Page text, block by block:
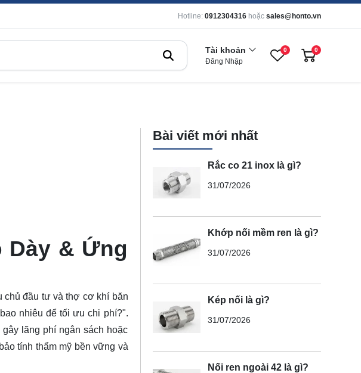
Hotline: 0912304316 hoặc sales@honto.vn
Tài khoản
Đăng Nhập
0 0
Dày & Ứng
chủ đầu tư và thợ cơ khí băn
nhiêu để tối ưu chi phí?".
lãng phí ngân sách hoặc
tính thẩm mỹ bền vững và
Bài viết mới nhất
Rắc co 21 inox là gì?
31/07/2026
Khớp nối mềm ren là gì?
31/07/2026
Kép nối là gì?
31/07/2026
Nối ren ngoài 42 là gì?